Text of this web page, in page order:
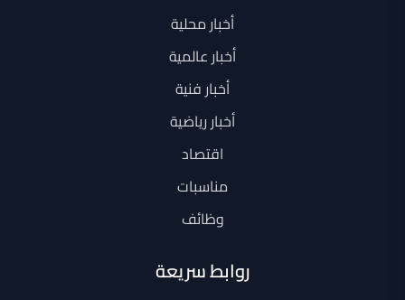
أخبار محلية
أخبار عالمية
أخبار فنية
أخبار رياضية
اقتصاد
مناسبات
وظائف
روابط سريعة